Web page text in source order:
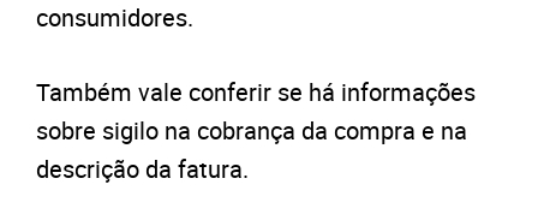
consumidores.
Também vale conferir se há informações
sobre sigilo na cobrança da compra e na
descrição da fatura.